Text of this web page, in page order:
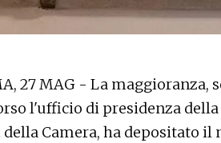
27 MAG - La maggioranza,
l'ufficio di presidenza
Camera, ha depositato il